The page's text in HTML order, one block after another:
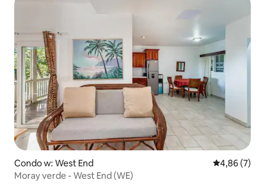
Condo w: West End Średnia
4,86 (7)
Moray verde - West End (WE)